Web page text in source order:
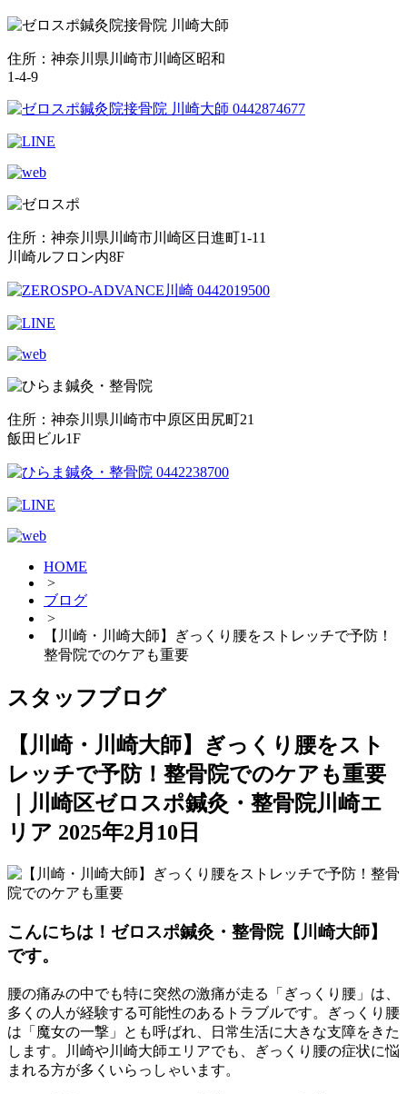
住所：神奈川県川崎市川崎区昭和
1-4-9
住所：神奈川県川崎市川崎区日進町1-11
川崎ルフロン内8F
住所：神奈川県川崎市中原区田尻町21
飯田ビル1F
HOME
>
ブログ
>
【川崎・川崎大師】ぎっくり腰をストレッチで予防！
整骨院でのケアも重要
スタッフブログ
【川崎・川崎大師】ぎっくり腰をスト
レッチで予防！整骨院でのケアも重要
｜川崎区ゼロスポ鍼灸・整骨院川崎エ
リア 2025年2月10日
こんにちは！ゼロスポ鍼灸・整骨院【川崎大師】
です。
腰の痛みの中でも特に突然の激痛が走る「ぎっくり腰」は、
多くの人が経験する可能性のあるトラブルです。ぎっくり腰
は「魔女の一撃」とも呼ばれ、日常生活に大きな支障をきた
します。川崎や川崎大師エリアでも、ぎっくり腰の症状に悩
まれる方が多くいらっしゃいます。